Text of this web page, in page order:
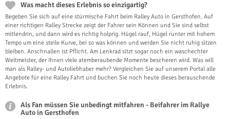
Was macht dieses Erlebnis so einzigartig?
Begeben Sie sich auf eine stürmische Fahrt beim Ralley Auto in Gersthofen. Auf
einer richtigen Ralley Strecke zeigt der Fahrer sein Können und Sie sind selbst
mittendrin, und dann wird es richtig holprig. Hügel rauf, Hügel runter mit hohem
Tempo um eine steile Kurve, bei so was können und werden Sie nicht ruhig sitzen
bleiben. Anschnallen ist Pflicht. Am Lenkrad sitzt sogar noch ein waschechter
Weltmeister, der Ihnen viele atemberaubende Momente bescheren wird. Was will
man als Ralley- und Autoliebhaber mehr? Vergleichen Sie auf unserem Portal alle
Angebote für eine Ralley Fahrt und buchen Sie noch heute dieses berauschende
Erlebnis.
Als Fan müssen Sie unbedingt mitfahren - Beifahrer im Rallye
Auto in Gersthofen